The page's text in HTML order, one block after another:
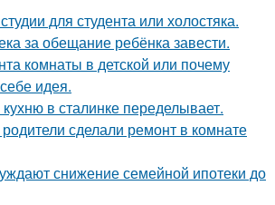
для студента или холостяка.
за обещание ребёнка завести.
комнаты в детской или почему
идея.
в сталинке переделывает.
сделали ремонт в комнате
снижение семейной ипотеки до